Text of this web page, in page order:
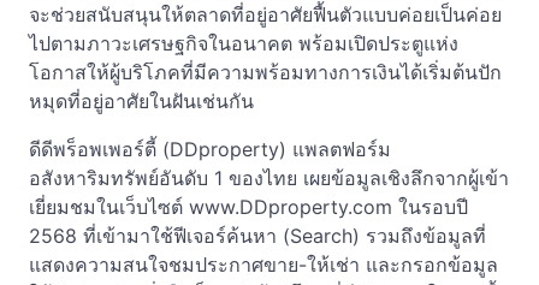
จะช่วยสนับสนุนให้ตลาดที่อยู่อาศัยฟื้นตัวแบบค่อยเป็นค่อย
ไปตามภาวะเศรษฐกิจในอนาคต พร้อมเปิดประตูแห่ง
โอกาสให้ผู้บริโภคที่มีความพร้อมทางการเงินได้เริ่มต้นปัก
หมุดที่อยู่อาศัยในฝันเช่นกัน
ดีดีพร็อพเพอร์ตี้ (DDproperty) แพลตฟอร์ม
อสังหาริมทรัพย์อันดับ 1 ของไทย เผยข้อมูลเชิงลึกจากผู้เข้า
เยี่ยมชมในเว็บไซต์ www.DDproperty.com ในรอบปี
2568 ที่เข้ามาใช้ฟีเจอร์ค้นหา (Search) รวมถึงข้อมูลที่
แสดงความสนใจชมประกาศขาย-ให้เช่า และกรอกข้อมูล